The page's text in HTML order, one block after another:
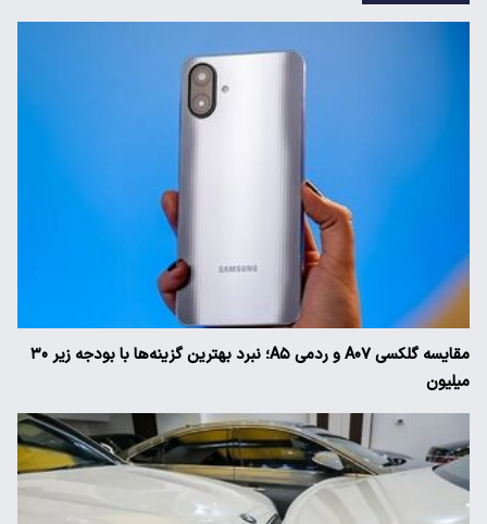
مقایسه گلکسی A۰۷ و ردمی A۵؛ نبرد بهترین گزینه‌ها با بودجه زیر ۳۰
میلیون